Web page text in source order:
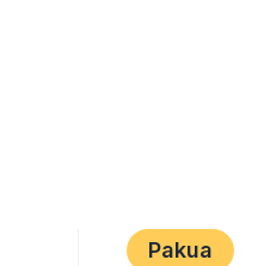
Pakua